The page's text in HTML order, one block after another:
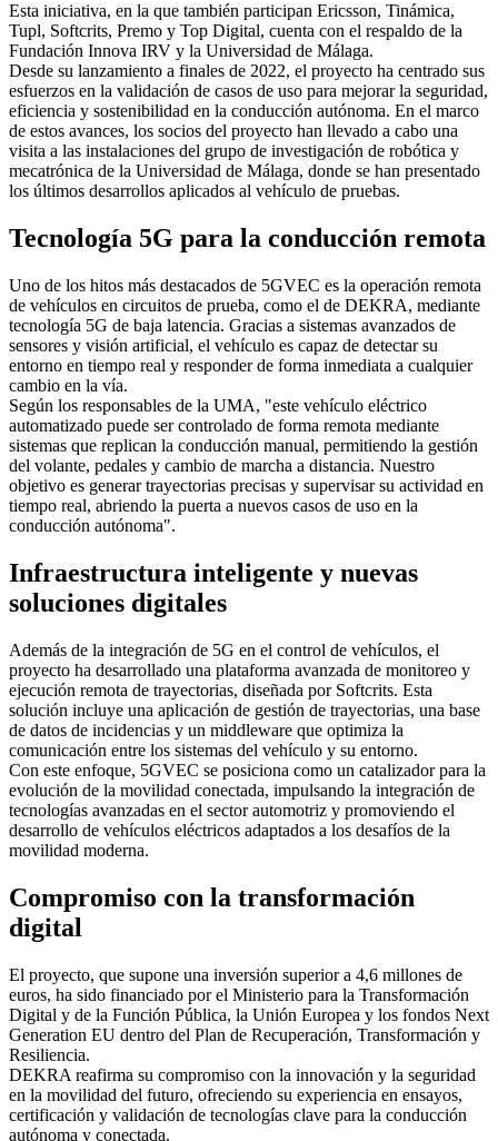
Esta iniciativa, en la que también participan Ericsson, Tinámica,
Tupl, Softcrits, Premo y Top Digital, cuenta con el respaldo de la
Fundación Innova IRV y la Universidad de Málaga.
Desde su lanzamiento a finales de 2022, el proyecto ha centrado sus
esfuerzos en la validación de casos de uso para mejorar la seguridad,
eficiencia y sostenibilidad en la conducción autónoma. En el marco
de estos avances, los socios del proyecto han llevado a cabo una
visita a las instalaciones del grupo de investigación de robótica y
mecatrónica de la Universidad de Málaga, donde se han presentado
los últimos desarrollos aplicados al vehículo de pruebas.
Tecnología 5G para la conducción remota
Uno de los hitos más destacados de 5GVEC es la operación remota
de vehículos en circuitos de prueba, como el de DEKRA, mediante
tecnología 5G de baja latencia. Gracias a sistemas avanzados de
sensores y visión artificial, el vehículo es capaz de detectar su
entorno en tiempo real y responder de forma inmediata a cualquier
cambio en la vía.
Según los responsables de la UMA, "este vehículo eléctrico
automatizado puede ser controlado de forma remota mediante
sistemas que replican la conducción manual, permitiendo la gestión
del volante, pedales y cambio de marcha a distancia. Nuestro
objetivo es generar trayectorias precisas y supervisar su actividad en
tiempo real, abriendo la puerta a nuevos casos de uso en la
conducción autónoma".
Infraestructura inteligente y nuevas
soluciones digitales
Además de la integración de 5G en el control de vehículos, el
proyecto ha desarrollado una plataforma avanzada de monitoreo y
ejecución remota de trayectorias, diseñada por Softcrits. Esta
solución incluye una aplicación de gestión de trayectorias, una base
de datos de incidencias y un middleware que optimiza la
comunicación entre los sistemas del vehículo y su entorno.
Con este enfoque, 5GVEC se posiciona como un catalizador para la
evolución de la movilidad conectada, impulsando la integración de
tecnologías avanzadas en el sector automotriz y promoviendo el
desarrollo de vehículos eléctricos adaptados a los desafíos de la
movilidad moderna.
Compromiso con la transformación
digital
El proyecto, que supone una inversión superior a 4,6 millones de
euros, ha sido financiado por el Ministerio para la Transformación
Digital y de la Función Pública, la Unión Europea y los fondos Next
Generation EU dentro del Plan de Recuperación, Transformación y
Resiliencia.
DEKRA reafirma su compromiso con la innovación y la seguridad
en la movilidad del futuro, ofreciendo su experiencia en ensayos,
certificación y validación de tecnologías clave para la conducción
autónoma y conectada.